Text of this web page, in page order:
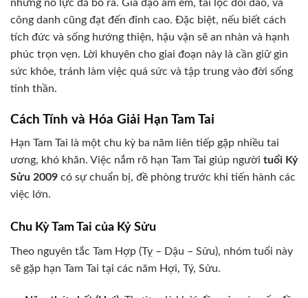
những nỗ lực đã bỏ ra. Gia đạo ấm êm, tài lộc dồi dào, và
công danh cũng đạt đến đỉnh cao. Đặc biệt, nếu biết cách
tích đức và sống hướng thiện, hậu vận sẽ an nhàn và hạnh
phúc trọn vẹn. Lời khuyên cho giai đoạn này là cần giữ gìn
sức khỏe, tránh làm việc quá sức và tập trung vào đời sống
tinh thần.
Cách Tính và Hóa Giải Hạn Tam Tai
Hạn Tam Tai là một chu kỳ ba năm liên tiếp gặp nhiều tai
ương, khó khăn. Việc nắm rõ hạn Tam Tai giúp người tuổi Kỷ
Sửu 2009 có sự chuẩn bị, đề phòng trước khi tiến hành các
việc lớn.
Chu Kỳ Tam Tai của Kỷ Sửu
Theo nguyên tắc Tam Hợp (Tỵ – Dậu – Sửu), nhóm tuổi này
sẽ gặp hạn Tam Tai tại các năm Hợi, Tý, Sửu.